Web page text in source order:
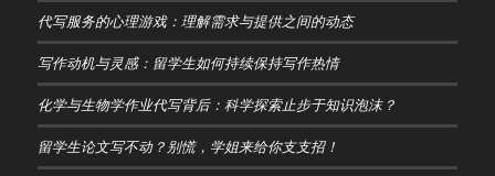
代写服务的心理游戏：理解需求与提供之间的动态
写作动机与灵感：留学生如何持续保持写作热情
化学与生物学作业代写背后：科学探索止步于知识泡沫？
留学生论文写不动？别慌，学姐来给你支支招！